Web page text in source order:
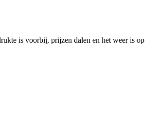
is voorbij, prijzen dalen en het weer is op